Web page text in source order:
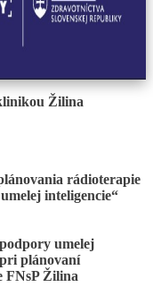
Žilina
rádioterapie
inteligencie“
umelej
plánovaní
FNsP Žilina